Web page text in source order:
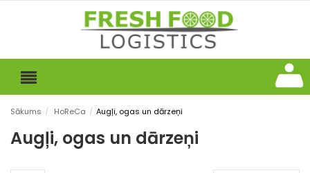
Sākums / HoReCa / Augļi, ogas un dārzeņi
Augļi, ogas un dārzeņi